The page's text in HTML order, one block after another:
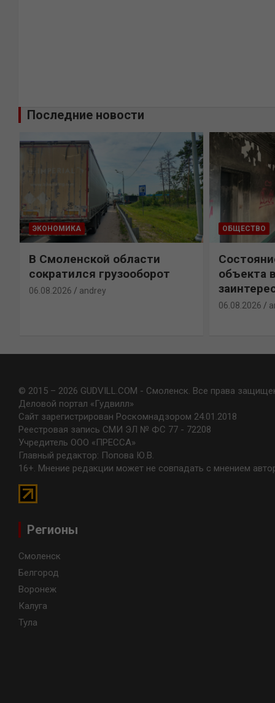
Последние новости
ЭКОНОМИКА
В Смоленской области
сократился грузооборот
06.08.2026 andrey
ОБЩЕСТВО
объекта
06.08.2026
© 2015 – 2026 GUDVILL.COM - Смоленск. Все права
Деловой портал «Гудвилл»
Сайт зарегистрирован Роскомнадзором 24.01.2018
Реестровая запись СМИ ЭЛ № ФС 77 - 72208
Учредитель ООО «ПРЕССА»
Главный редактор: Попова Ю.В.
16+. Мнение редакции может не совпадать с мнением
Регионы
Смоленск
Белгород
Воронеж
Калуга
Тула